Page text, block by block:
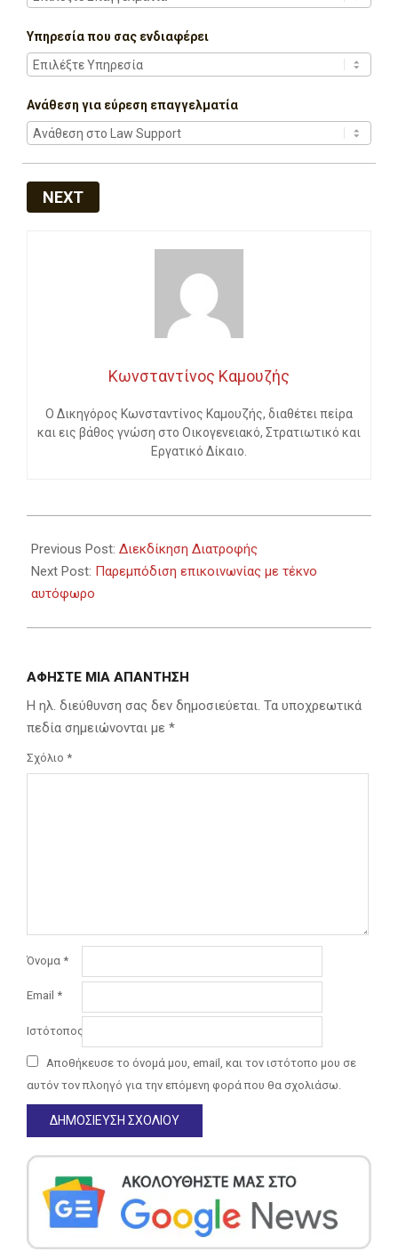
Υπηρεσία που σας ενδιαφέρει
Ανάθεση για εύρεση επαγγελματία
NEXT
Κωνσταντίνος Καμουζής
Ο Δικηγόρος Κωνσταντίνος Καμουζής, διαθέτει πείρα
και εις βάθος γνώση στο Οικογενειακό, Στρατιωτικό και
Εργατικό Δίκαιο.
10-
16
Previous Post: Διεκδίκηση Διατροφής
Next Post: Παρεμπόδιση επικοινωνίας με τέκνο
αυτόφωρο
ΑΦΉΣΤΕ ΜΙΑ ΑΠΆΝΤΗΣΗ
Η ηλ. διεύθυνση σας δεν δημοσιεύεται. Τα υποχρεωτικά
πεδία σημειώνονται με *
Σχόλιο *
Όνομα *
Email *
Ιστότοπος
Αποθήκευσε το όνομά μου, email, και τον ιστότοπο μου σε
αυτόν τον πλοηγό για την επόμενη φορά που θα σχολιάσω.